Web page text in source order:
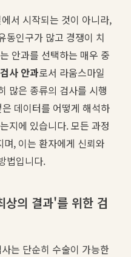
서 시작되는 것이 아니라,
동인구가 많고 경쟁이 치
안과를 선택하는 매우 중
사 안과로서 라움스마일
많은 종류의 검사를 시행
데이터를 어떻게 해석하
지에 있습니다. 모든 과정
, 이는 환자에게 신뢰와
법입니다.
상의 결과'를 위한 검
는 단순히 수술이 가능한